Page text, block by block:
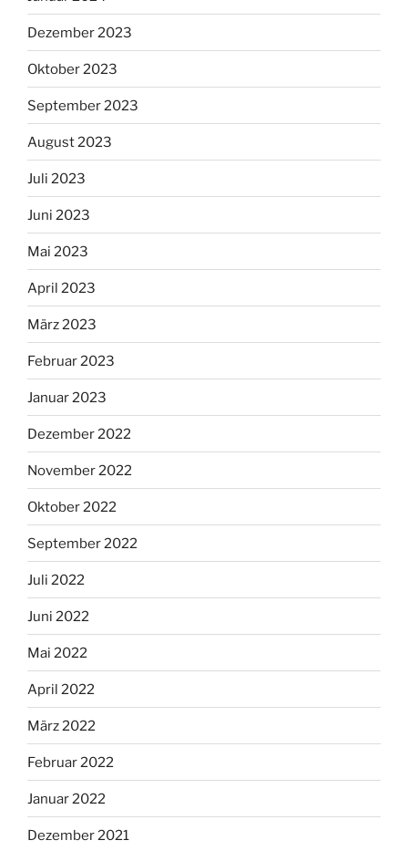
Dezember 2023
Oktober 2023
September 2023
August 2023
Juli 2023
Juni 2023
Mai 2023
April 2023
März 2023
Februar 2023
Januar 2023
Dezember 2022
November 2022
Oktober 2022
September 2022
Juli 2022
Juni 2022
Mai 2022
April 2022
März 2022
Februar 2022
Januar 2022
Dezember 2021